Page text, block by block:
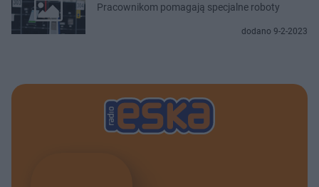
Pracownikom pomagają specjalne roboty
dodano 9-2-2023